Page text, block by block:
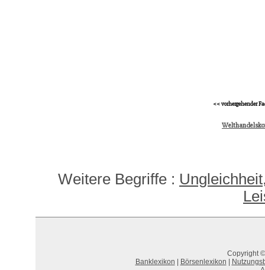
<< vorhergehender
Weitere Begriffe :
Copyright
Banklexikon
Börsenlexikon